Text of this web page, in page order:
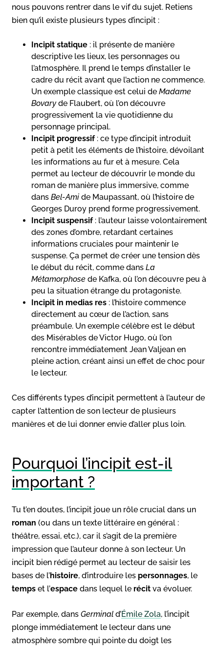
nous pouvons rentrer dans le vif du sujet. Retiens
bien qu’il existe plusieurs types d’incipit :
Incipit statique : il présente de manière
descriptive les lieux, les personnages ou
l’atmosphère. Il prend le temps d’installer le
cadre du récit avant que l’action ne commence.
Un exemple classique est celui de Madame
Bovaryde Flaubert, où l’on découvre
progressivement la vie quotidienne du
personnage principal.
Incipit progressif : ce type d’incipit introduit
petit à petit les éléments de l’histoire, dévoilant
les informations au fur et à mesure. Cela
permet au lecteur de découvrir le monde du
roman de manière plus immersive, comme
dans Bel-Ami de Maupassant, où l’histoire de
Georges Duroy prend forme progressivement.
Incipit suspensif : l’auteur laisse volontairement
des zones d’ombre, retardant certaines
informations cruciales pour maintenir le
suspense. Ça permet de créer une tension dès
le début du récit, comme dans La
Métamorphose de Kafka, où l’on découvre peu à
peu la situation étrange du protagoniste.
Incipit in medias res : l’histoire commence
directement au cœur de l’action, sans
préambule. Un exemple célèbre est le début
des Misérables de Victor Hugo, où l’on
rencontre immédiatement Jean Valjean en
pleine action, créant ainsi un effet de choc pour
le lecteur.
Ces différents types d’incipit permettent à l’auteur de
capter l’attention de son lecteur de plusieurs
manières et de lui donner envie d’aller plus loin.
Pourquoi l’incipit est-il
important ?
Tu t’en doutes, l’incipit joue un rôle crucial dans un
roman (ou dans un texte littéraire en général :
théâtre, essai, etc.), car il s’agit de la première
impression que l’auteur donne à son lecteur. Un
incipit bien rédigé permet au lecteur de saisir les
bases de l’histoire, d’introduire les personnages, le
temps et l’espace dans lequel le récit va évoluer.
Par exemple, dans Germinal d’Émile Zola, l’incipit
plonge immédiatement le lecteur dans une
atmosphère sombre qui pointe du doigt les